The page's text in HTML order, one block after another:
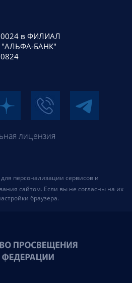
в ФИЛИАЛ
БАНК"
лицензия
для персонализации сервисов и
сайтом. Если вы не согласны на их
браузера.